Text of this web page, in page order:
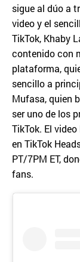
sigue al dúo a
video y el
TikTok, Khaby
contenido con
plataforma,
sencillo a
Mufasa, quien
ser uno de los
TikTok. El
en TikTok
PT/7PM ET,
fans.